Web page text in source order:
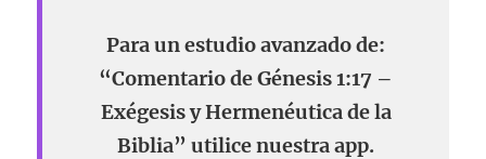
Para un estudio avanzado de:
“Comentario de Génesis 1:17 –
Exégesis y Hermenéutica de la
Biblia” utilice nuestra app.